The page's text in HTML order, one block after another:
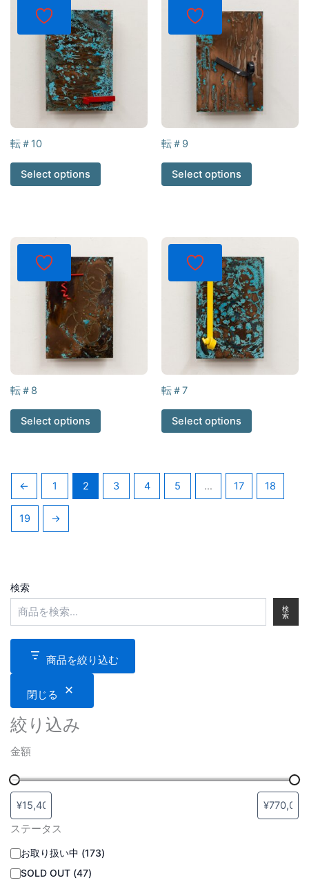
転＃10
Select options
転＃9
Select options
転＃8
Select options
転＃7
Select options
← 1 2 3 4 5 … 17 18
19 →
検索
検
索
商品を絞り込む
閉じる
絞り込み
金額
ステータス
お取り扱い中 (173)
SOLD OUT (47)